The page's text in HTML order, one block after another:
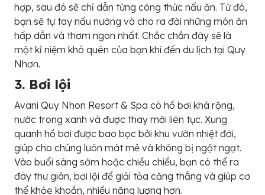
hợp, sau đó sẽ chỉ dẫn từng công thức nấu ăn. Từ đó,
bạn sẽ tự tay nấu nướng và cho ra đời những món ăn
hấp dẫn và thơm ngon nhất. Chắc chắn đây sẽ là
một kỉ niệm khó quên của bạn khi đến du lịch tại Quy
Nhơn.
3. Bơi lội
Avani Quy Nhon Resort & Spa có hồ bơi khá rộng,
nước trong xanh và được thay mới liên tục. Xung
quanh hồ bơi được bao bọc bởi khu vườn nhiệt đới,
giúp cho chúng luôn mát mẻ và không bị ngột ngạt.
Vào buổi sáng sớm hoặc chiều chiều, bạn có thể ra
đây thư giãn, bơi lội để giải tỏa căng thẳng và giúp cơ
thể khỏe khoắn, nhiều năng lượng hơn.